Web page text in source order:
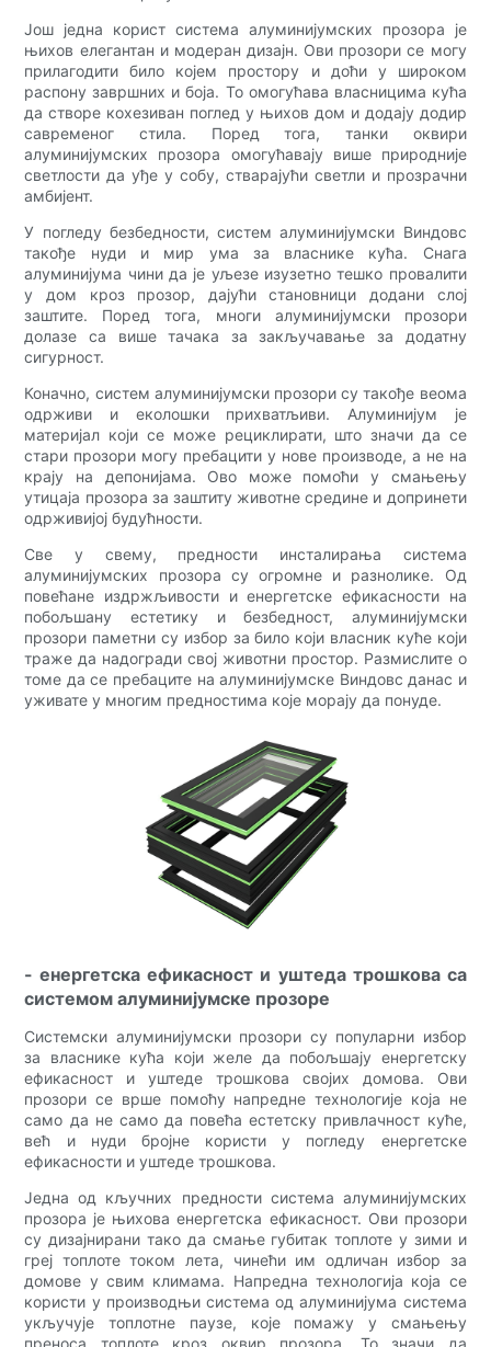
Још једна корист система алуминијумских прозора је
њихов елегантан и модеран дизајн. Ови прозори се могу
прилагодити било којем простору и доћи у широком
распону завршних и боја. То омогућава власницима кућа
да створе кохезиван поглед у њихов дом и додају додир
савременог стила. Поред тога, танки оквири
алуминијумских прозора омогућавају више природније
светлости да уђе у собу, стварајући светли и прозрачни
амбијент.
У погледу безбедности, систем алуминијумски Виндовс
такође нуди и мир ума за власнике кућа. Снага
алуминијума чини да је уљезе изузетно тешко провалити
у дом кроз прозор, дајући становници додани слој
заштите. Поред тога, многи алуминијумски прозори
долазе са више тачака за закључавање за додатну
сигурност.
Коначно, систем алуминијумски прозори су такође веома
одрживи и еколошки прихватљиви. Алуминијум је
материјал који се може рециклирати, што значи да се
стари прозори могу пребацити у нове производе, а не на
крају на депонијама. Ово може помоћи у смањењу
утицаја прозора за заштиту животне средине и допринети
одрживијој будућности.
Све у свему, предности инсталирања система
алуминијумских прозора су огромне и разнолике. Од
повећане издржљивости и енергетске ефикасности на
побољшану естетику и безбедност, алуминијумски
прозори паметни су избор за било који власник куће који
траже да надогради свој животни простор. Размислите о
томе да се пребаците на алуминијумске Виндовс данас и
уживате у многим предностима које морају да понуде.
- енергетска ефикасност и уштеда трошкова са
системом алуминијумске прозоре
Системски алуминијумски прозори су популарни избор
за власнике кућа који желе да побољшају енергетску
ефикасност и уштеде трошкова својих домова. Ови
прозори се врше помоћу напредне технологије која не
само да не само да повећа естетску привлачност куће,
већ и нуди бројне користи у погледу енергетске
ефикасности и уштеде трошкова.
Једна од кључних предности система алуминијумских
прозора је њихова енергетска ефикасност. Ови прозори
су дизајнирани тако да смање губитак топлоте у зими и
греј топлоте током лета, чинећи им одличан избор за
домове у свим климама. Напредна технологија која се
користи у производњи система од алуминијума система
укључује топлотне паузе, које помажу у смањењу
преноса топлоте кроз оквир прозора. То значи да